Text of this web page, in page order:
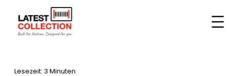
Inhalt
springen
Startseite–Marken
Lesezeit: 3 Minuten